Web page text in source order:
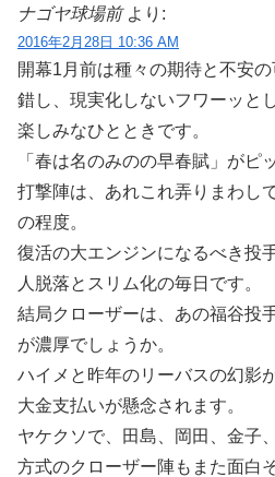
ナゴヤ球場前 より:
2016年2月28日 10:36 AM
開幕1月前は種々の期待と不安
錯し、現実化しないフワーッと
楽しみなひとときです。
「春は名のみのの早春賦」がピ
打撃陣は、あれこれ弄りまわし
の程度。
復活の大エンジンになるべき投
人脱落とスリム化の毎日です。
結局クローザーは、あの福谷投
が濃厚でしょうか。
ハイメと昨年のリーバスの幻影
大金支払いが懸念されます。
ヤケクソで、田島、岡田、金子
方式のクローザー陣もまた面白